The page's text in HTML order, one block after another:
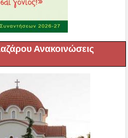
Ανακοινώσεις